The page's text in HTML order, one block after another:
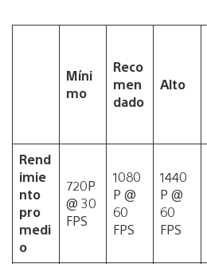
Míni
mo
Reco
men
dado
Alto
Rend
imie
nto
pro
medi
o
720P
@ 30
FPS
1080
P @
60
FPS
1440
P @
60
FPS